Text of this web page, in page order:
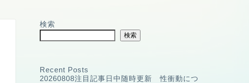
検索
検索
Recent Posts
20260808注目記事日中随時更新 性衝動につ